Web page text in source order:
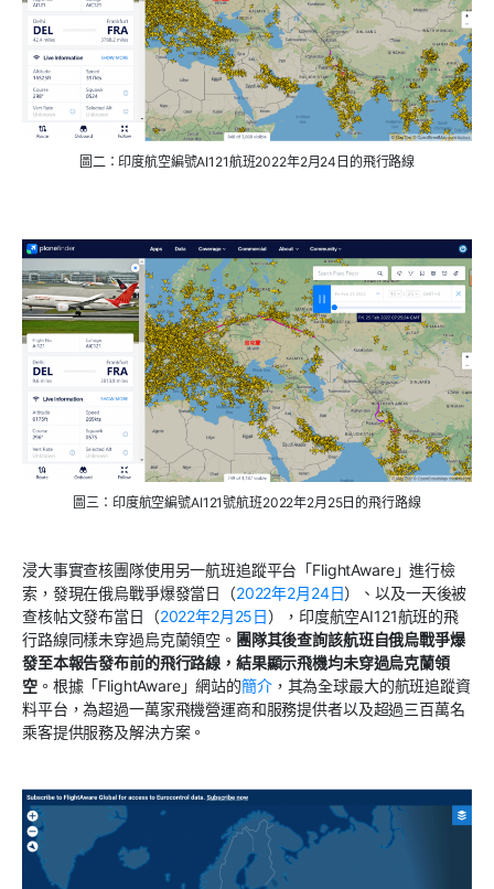
圖二：印度航空編號AI121航班2022年2月24日的飛行路線
圖三：印度航空編號AI121號航班2022年2月25日的飛行路線
浸大事實查核團隊使用另一航班追蹤平台「FlightAware」進行檢
索，發現在俄烏戰爭爆發當日（2022年2月24日）、以及一天後被
查核帖文發布當日（2022年2月25日），印度航空AI121航班的飛
行路線同樣未穿過烏克蘭領空。 團隊其後查詢該航班自俄烏戰爭爆
發至本報告發布前的飛行路線，結果顯示飛機均未穿過烏克蘭領
空。根據「FlightAware」網站的簡介，其為全球最大的航班追蹤資
料平台，為超過一萬家飛機營運商和服務提供者以及超過三百萬名
乘客提供服務及解決方案。